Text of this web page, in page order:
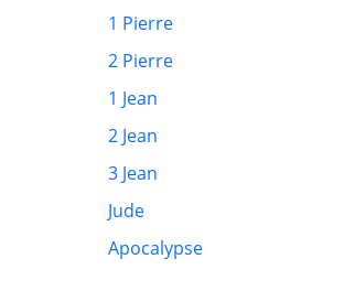
1 Pierre
2 Pierre
1 Jean
2 Jean
3 Jean
Jude
Apocalypse